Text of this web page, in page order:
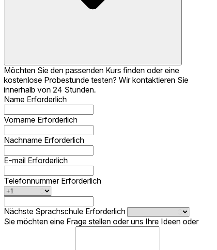
Möchten Sie den passenden Kurs finden oder eine
kostenlose Probestunde testen? Wir kontaktieren Sie
innerhalb von 24 Stunden.
Name Erforderlich
Vorname Erforderlich
Nachname Erforderlich
E-mail Erforderlich
Telefonnummer Erforderlich
Nächste Sprachschule Erforderlich
Sie möchten eine Frage stellen oder uns Ihre Ideen oder